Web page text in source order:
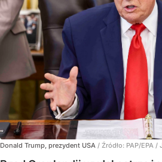
Donald Trump, prezydent USA / Źródło: PAP/EPA /